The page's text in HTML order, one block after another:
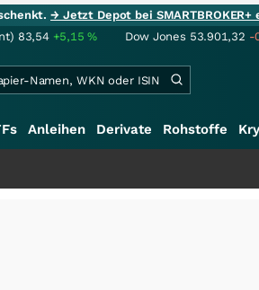
→ Jetzt Depot bei
83,54 +5,15% Dow Jones 53.901,32 -
Anleihen Derivate Rohstoffe